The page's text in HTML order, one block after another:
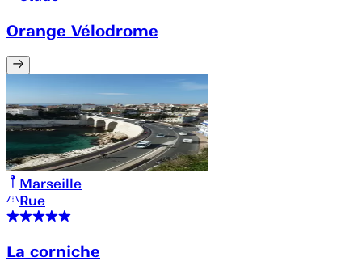
Orange Vélodrome
Marseille
Rue
La corniche